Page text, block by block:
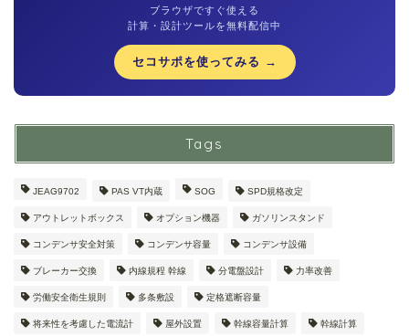
ブラウザですぐ使える
計算・設計ツールを無料配信中
セコサポを使ってみる →
Tags
JEAG9702 PAS VT内蔵 SOG SPD規格改定
アウトレットボックス オプション機器 ガソリンスタンド
コンデンサ安全対策 コンデンサ容量 コンデンサ設備
ブレーカー交換 内線規程 幹線 分電盤設計 力率改善
労働安全衛生規則 多条敷設 定格遮断容量
将来性を考慮した電流計 屋外設置 幹線容量計算 幹線計算